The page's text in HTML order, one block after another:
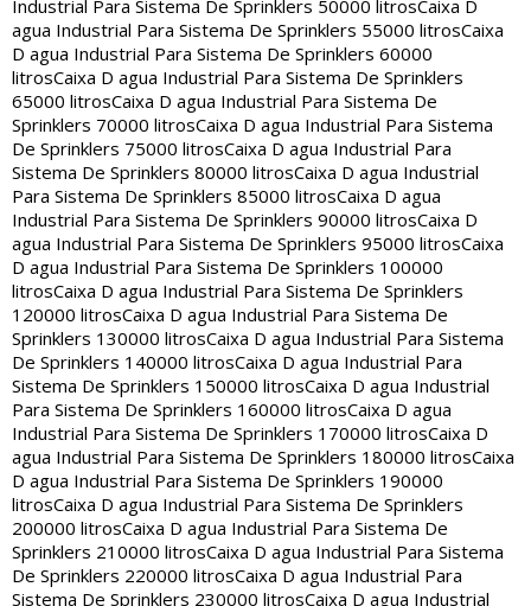
Industrial Para Sistema De Sprinklers 50000 litrosCaixa D
agua Industrial Para Sistema De Sprinklers 55000 litrosCaixa
D agua Industrial Para Sistema De Sprinklers 60000
litrosCaixa D agua Industrial Para Sistema De Sprinklers
65000 litrosCaixa D agua Industrial Para Sistema De
Sprinklers 70000 litrosCaixa D agua Industrial Para Sistema
De Sprinklers 75000 litrosCaixa D agua Industrial Para
Sistema De Sprinklers 80000 litrosCaixa D agua Industrial
Para Sistema De Sprinklers 85000 litrosCaixa D agua
Industrial Para Sistema De Sprinklers 90000 litrosCaixa D
agua Industrial Para Sistema De Sprinklers 95000 litrosCaixa
D agua Industrial Para Sistema De Sprinklers 100000
litrosCaixa D agua Industrial Para Sistema De Sprinklers
120000 litrosCaixa D agua Industrial Para Sistema De
Sprinklers 130000 litrosCaixa D agua Industrial Para Sistema
De Sprinklers 140000 litrosCaixa D agua Industrial Para
Sistema De Sprinklers 150000 litrosCaixa D agua Industrial
Para Sistema De Sprinklers 160000 litrosCaixa D agua
Industrial Para Sistema De Sprinklers 170000 litrosCaixa D
agua Industrial Para Sistema De Sprinklers 180000 litrosCaixa
D agua Industrial Para Sistema De Sprinklers 190000
litrosCaixa D agua Industrial Para Sistema De Sprinklers
200000 litrosCaixa D agua Industrial Para Sistema De
Sprinklers 210000 litrosCaixa D agua Industrial Para Sistema
De Sprinklers 220000 litrosCaixa D agua Industrial Para
Sistema De Sprinklers 230000 litrosCaixa D agua Industrial